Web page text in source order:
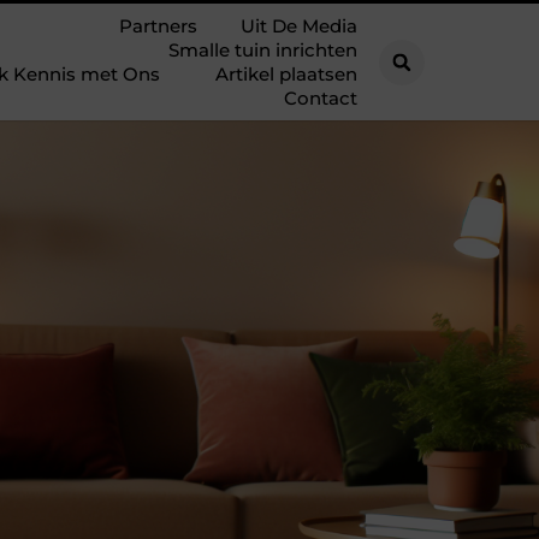
Partners
Uit De Media
Smalle tuin inrichten
Kennis met Ons
Artikel plaatsen
Contact